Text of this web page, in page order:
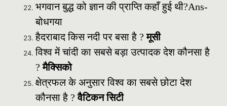
भगवान बुद्ध को ज्ञान की प्राप्ति कहाँ हुई थी?Ans-
बोधगया
हैदराबाद किस नदी पर बसा है ?मूसी
विश्व में चांदी का सबसे बड़ा उत्पादक देश कौनसा है
?मैक्सिको
क्षेत्रफल के अनुसार विश्व का सबसे छोटा देश
कौनसा है ?वैटिकन सिटी